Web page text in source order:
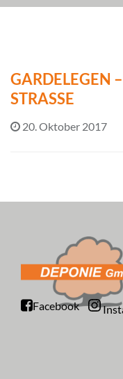
GARDELEGEN
STRASSE
20. Oktober 2017
Facebook